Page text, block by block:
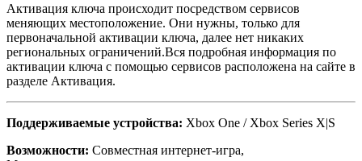
Активация ключа происходит посредством сервисов
меняющих местоположение. Они нужны, только для
первоначальной активации ключа, далее нет никаких
региональных ограничений.Вся подробная информация по
активации ключа с помощью сервисов расположена на сайте в
разделе Активация.
Поддерживаемые устройства: Xbox One / Xbox Series X|S
Возможности: Совместная интернет-игра,